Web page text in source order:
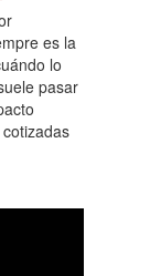
es la
lo
pasar